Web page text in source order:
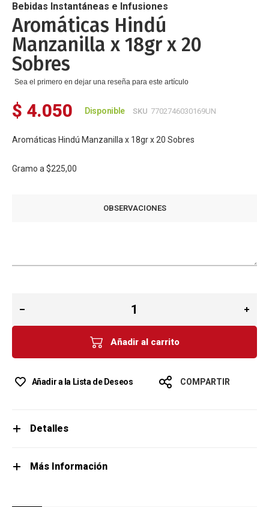
de
la
galería
de
imágenes
Bebidas Instantáneas e Infusiones
Aromáticas Hindú
Manzanilla x 18gr x 20
Sobres
Sea el primero en dejar una reseña para este artículo
$ 4.050 Disponible SKU 7702746030169UN
Aromáticas Hindú Manzanilla x 18gr x 20 Sobres
Gramo a $225,00
OBSERVACIONES
Añadir al carrito
Añadir a la Lista de Deseos COMPARTIR
Detalles
Más Información